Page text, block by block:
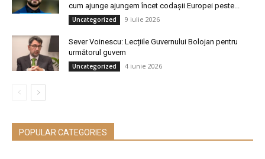
cum ajunge ajungem încet codașii Europei peste...
Uncategorized 9 iulie 2026
Sever Voinescu: Lecțiile Guvernului Bolojan pentru
următorul guvern
Uncategorized 4 iunie 2026
POPULAR CATEGORIES